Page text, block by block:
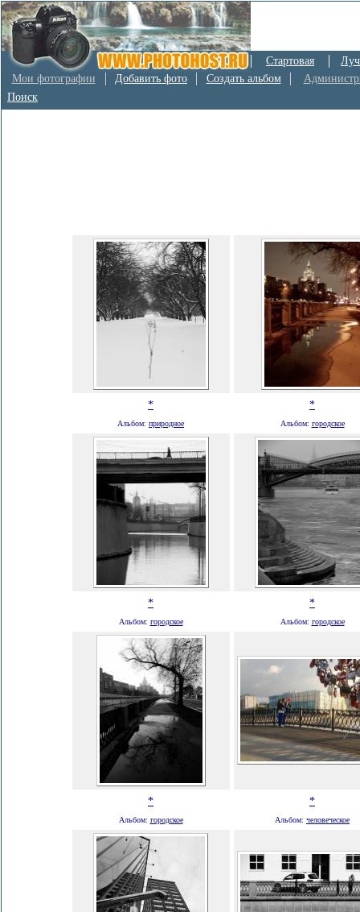
Стартовая
Мои фотографии
Добавить фото Создать альбом
Поиск
* *
Альбом: природное Альбом: городское
* *
Альбом: городское Альбом: городское
* *
Альбом: городское Альбом: человеческое